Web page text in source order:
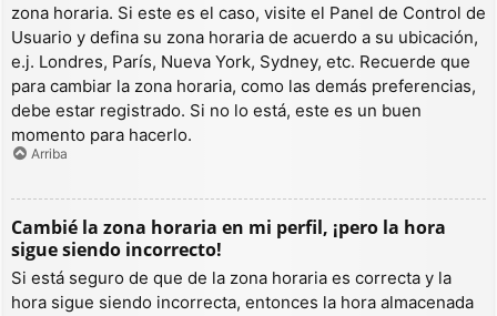
zona horaria. Si este es el caso, visite el Panel de Control de
Usuario y defina su zona horaria de acuerdo a su ubicación,
e.j. Londres, París, Nueva York, Sydney, etc. Recuerde que
para cambiar la zona horaria, como las demás preferencias,
debe estar registrado. Si no lo está, este es un buen
momento para hacerlo.
Arriba
Cambié la zona horaria en mi perfil, ¡pero la hora
sigue siendo incorrecto!
Si está seguro de que de la zona horaria es correcta y la
hora sigue siendo incorrecta, entonces la hora almacenada